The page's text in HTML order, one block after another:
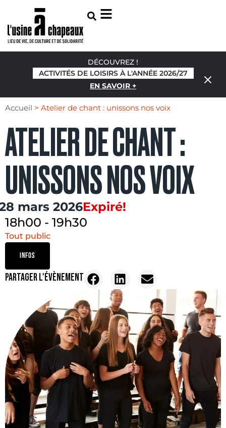
DÉCOUVREZ !
ACTIVITÉS DE LOISIRS À L'ANNÉE 2026/27
EN SAVOIR +
Accueil > Atelier de chant : unissons nos voix
ATELIER DE CHANT :
UNISSONS NOS VOIX
mars 2026Expiré!
18h00 - 19h30
Tout public
INFOS
PARTAGER L'ÉVÈNEMENT